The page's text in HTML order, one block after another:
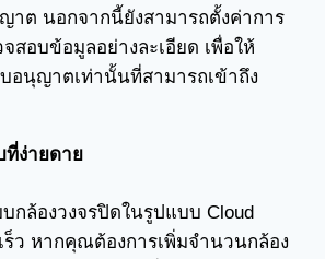
าต นอกจากนี้ยังสามารถตั้งค่าการ
สอบข้อมูลอย่างละเอียด เพื่อให้
อนุญาตเท่านั้นที่สามารถเข้าถึง
ที่ง่ายดาย
กล้องวงจรปิดในรูปแบบ Cloud
ร็ว หากคุณต้องการเพิ่มจำนวนกล้อง